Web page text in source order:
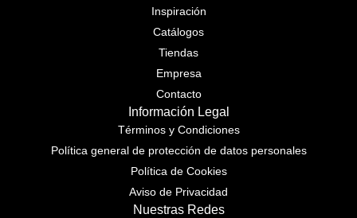
Inspiración
Catálogos
Tiendas
Empresa
Contacto
Información Legal
Términos y Condiciones
Política general de protección de datos personales
Política de Cookies
Aviso de Privacidad
Nuestras Redes